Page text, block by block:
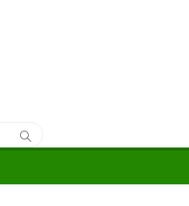
Search